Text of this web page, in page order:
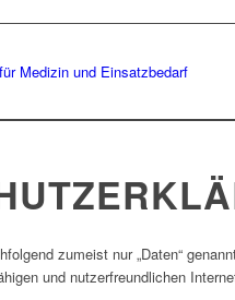
zumeist nur „Daten“
und nutzerfreundlichen